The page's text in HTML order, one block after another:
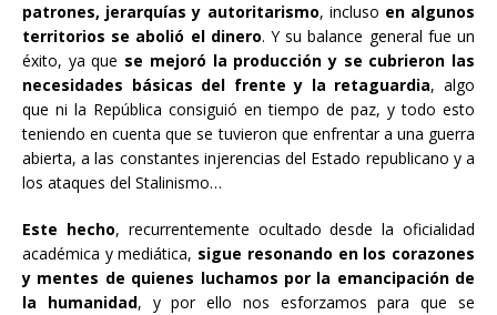
patrones, jerarquías y autoritarismo, incluso en algunos
territorios se abolió el dinero. Y su balance general fue un
éxito, ya que se mejoró la producción y se cubrieron las
necesidades básicas del frente y la retaguardia, algo
que ni la República consiguió en tiempo de paz, y todo esto
teniendo en cuenta que se tuvieron que enfrentar a una guerra
abierta, a las constantes injerencias del Estado republicano y a
los ataques del Stalinismo…
Este hecho, recurrentemente ocultado desde la oficialidad
académica y mediática, sigue resonando en los corazones
y mentes de quienes luchamos por la emancipación de
la humanidad, y por ello nos esforzamos para que se